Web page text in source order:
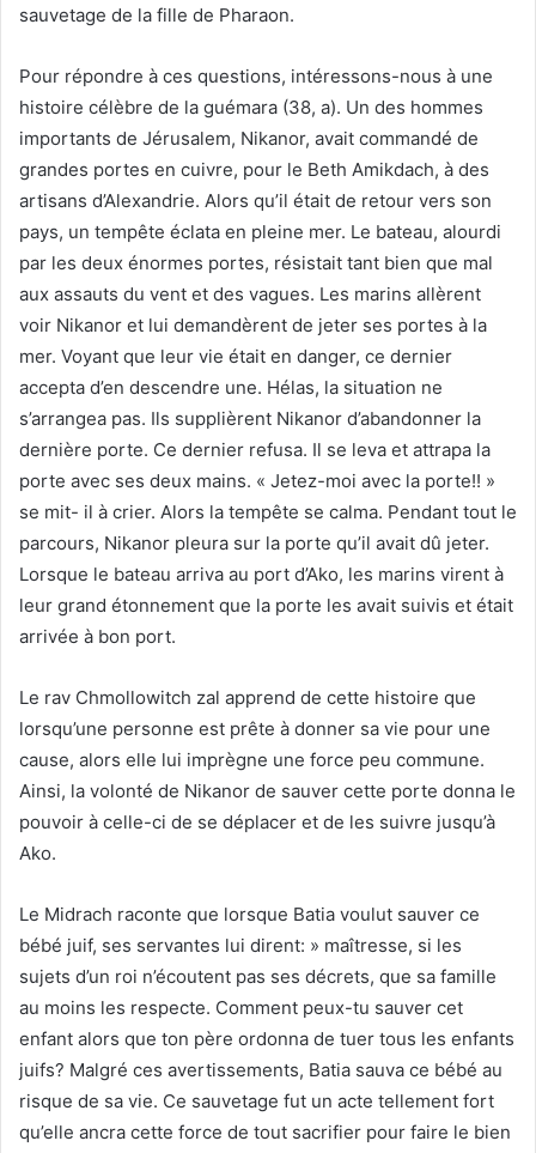
sauvetage de la fille de Pharaon.
Pour répondre à ces questions, intéressons-nous à une
histoire célèbre de la guémara (38, a). Un des hommes
importants de Jérusalem, Nikanor, avait commandé de
grandes portes en cuivre, pour le Beth Amikdach, à des
artisans d’Alexandrie. Alors qu’il était de retour vers son
pays, un tempête éclata en pleine mer. Le bateau, alourdi
par les deux énormes portes, résistait tant bien que mal
aux assauts du vent et des vagues. Les marins allèrent
voir Nikanor et lui demandèrent de jeter ses portes à la
mer. Voyant que leur vie était en danger, ce dernier
accepta d’en descendre une. Hélas, la situation ne
s’arrangea pas. Ils supplièrent Nikanor d’abandonner la
dernière porte. Ce dernier refusa. Il se leva et attrapa la
porte avec ses deux mains. « Jetez-moi avec la porte!! »
se mit- il à crier. Alors la tempête se calma. Pendant tout le
parcours, Nikanor pleura sur la porte qu’il avait dû jeter.
Lorsque le bateau arriva au port d’Ako, les marins virent à
leur grand étonnement que la porte les avait suivis et était
arrivée à bon port.
Le rav Chmollowitch zal apprend de cette histoire que
lorsqu’une personne est prête à donner sa vie pour une
cause, alors elle lui imprègne une force peu commune.
Ainsi, la volonté de Nikanor de sauver cette porte donna le
pouvoir à celle-ci de se déplacer et de les suivre jusqu’à
Ako.
Le Midrach raconte que lorsque Batia voulut sauver ce
bébé juif, ses servantes lui dirent: » maîtresse, si les
sujets d’un roi n’écoutent pas ses décrets, que sa famille
au moins les respecte. Comment peux-tu sauver cet
enfant alors que ton père ordonna de tuer tous les enfants
juifs? Malgré ces avertissements, Batia sauva ce bébé au
risque de sa vie. Ce sauvetage fut un acte tellement fort
qu’elle ancra cette force de tout sacrifier pour faire le bien